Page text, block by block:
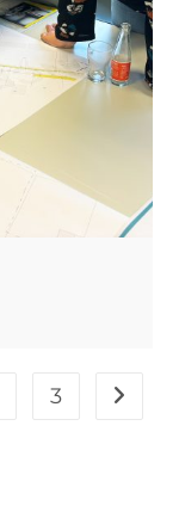
3